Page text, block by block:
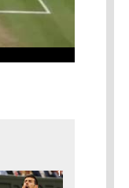
1